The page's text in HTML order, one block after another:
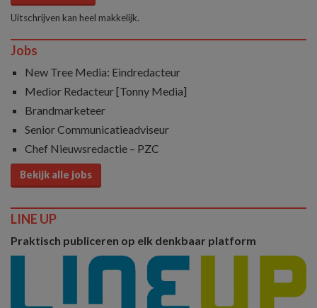
Uitschrijven kan heel makkelijk.
Jobs
New Tree Media: Eindredacteur
Medior Redacteur [Tonny Media]
Brandmarketeer
Senior Communicatieadviseur
Chef Nieuwsredactie – PZC
Bekijk alle jobs
LINE UP
Praktisch publiceren op elk denkbaar platform